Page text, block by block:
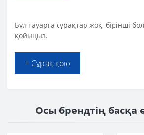
Бұл тауарға сұрақтар жоқ, бірінші
қойыңыз.
+ Сұрақ қою
Осы брендтің басқа